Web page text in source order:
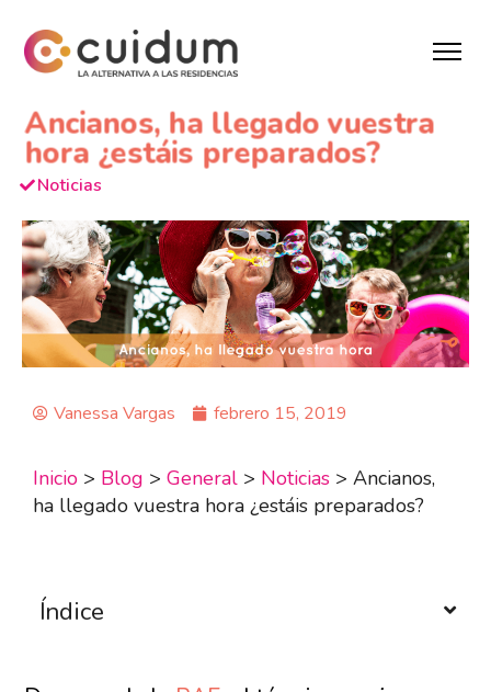
Ancianos, ha llegado vuestra
hora ¿estáis preparados?
Noticias
Vanessa Vargas febrero 15, 2019
Inicio > Blog > General > Noticias > Ancianos,
ha llegado vuestra hora ¿estáis preparados?
Índice